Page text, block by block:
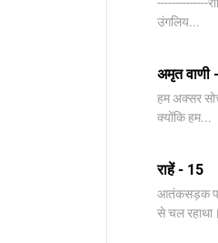
उंगलिय...
अमृत वाणी
हम अक्सर
क्योंकि हम...
राहें - 15
आतंकसड़क पर
से चल